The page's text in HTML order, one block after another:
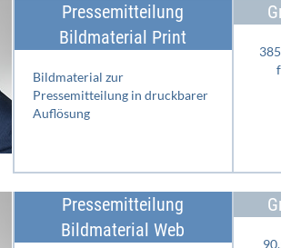
Pressemitteilung
Bildmaterial Print
Bildmaterial zur
Pressemitteilung in druckbarer
Auflösung
Pressemitteilung
Bildmaterial Web